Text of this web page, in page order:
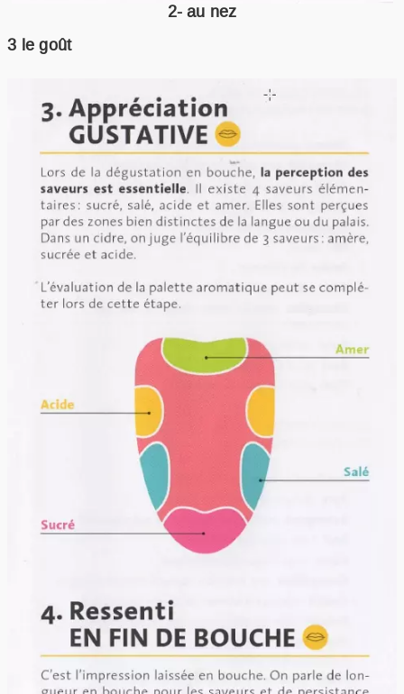
2- au nez
3 le goût